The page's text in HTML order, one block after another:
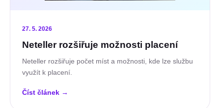
27. 5. 2026
Neteller rozšiřuje možnosti placení
Neteller rozšiřuje počet míst a možnosti, kde lze službu
využít k placení.
Číst článek →